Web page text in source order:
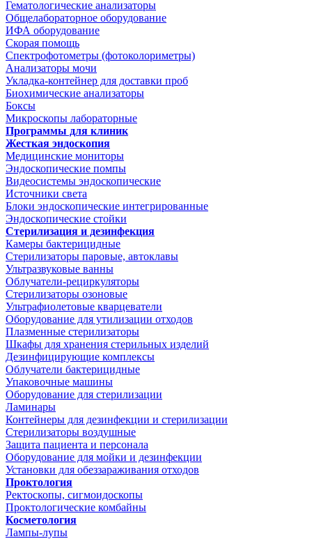
Гематологические анализаторы
Общелабораторное оборудование
ИФА оборудование
Скорая помощь
Спектрофотометры (фотоколориметры)
Анализаторы мочи
Укладка-контейнер для доставки проб
Биохимические анализаторы
Боксы
Микроскопы лабораторные
Программы для клиник
Жесткая эндоскопия
Медицинские мониторы
Эндоскопические помпы
Видеосистемы эндоскопические
Источники света
Блоки эндоскопические интегрированные
Эндоскопические стойки
Стерилизация и дезинфекция
Камеры бактерицидные
Стерилизаторы паровые, автоклавы
Ультразвуковые ванны
Облучатели-рециркуляторы
Стерилизаторы озоновые
Ультрафиолетовые кварцеватели
Оборудование для утилизации отходов
Плазменные стерилизаторы
Шкафы для хранения стерильных изделий
Дезинфицирующие комплексы
Облучатели бактерицидные
Упаковочные машины
Оборудование для стерилизации
Ламинары
Контейнеры для дезинфекции и стерилизации
Стерилизаторы воздушные
Защита пациента и персонала
Оборудование для мойки и дезинфекции
Установки для обеззараживания отходов
Проктология
Ректоскопы, сигмоидоскопы
Проктологические комбайны
Косметология
Лампы-лупы